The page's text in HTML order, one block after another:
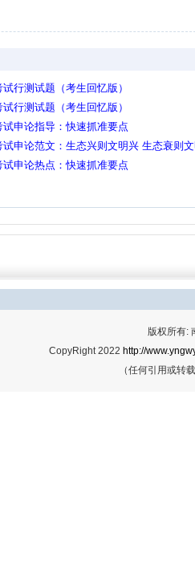
行测试题（考生回忆版）
行测试题（考生回忆版）
申论指导：快速抓准要点
申论范文：生态兴则文明兴 生态衰则
申论热点：快速抓准要点
版权所有:
CopyRight 2022 http://
（任何引用或转